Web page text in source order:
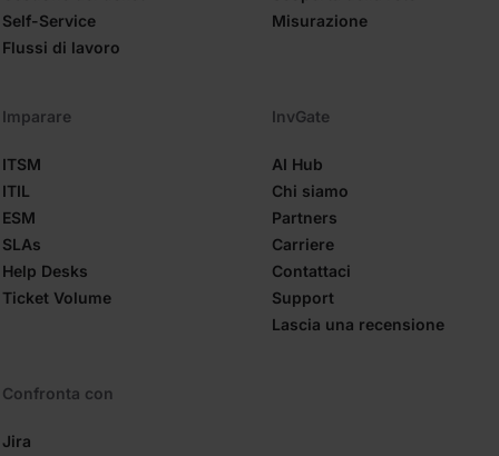
Self-Service
Flussi di lavoro
Misurazione
Imparare
ITSM
ITIL
ESM
SLAs
Help Desks
Ticket Volume
InvGate
AI Hub
Chi siamo
Partners
Carriere
Contattaci
Support
Lascia una recensione
Confronta con
Jira